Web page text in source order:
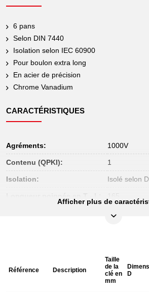
6 pans
Selon DIN 7440
Isolation selon IEC 60900
Pour boulon extra long
En acier de précision
Chrome Vanadium
CARACTÉRISTIQUES
Agréments: 1000V
Contenu (QPKI): 1
Isolation: Isolé selon
200
6 pans
Oui
Afficher plus de
Référence Description
Taille
de la
clé en
mm
D